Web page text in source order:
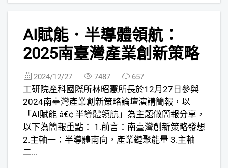
FREEAI賦能．半導體領航：
2025南臺灣產業創新策略
2024/12/27 7487 657
工研院產科國際所林昭憲所長於12月27日參與
2024南臺灣產業創新策略論壇演講簡報，以
「AI賦能 â€¢ 半導體領航」為主題做簡報分享，
以下為簡報重點： 1.前言：南臺灣創新策略發想
2.主軸一：半導體南向，產業鏈聚能量 3.主軸
二...